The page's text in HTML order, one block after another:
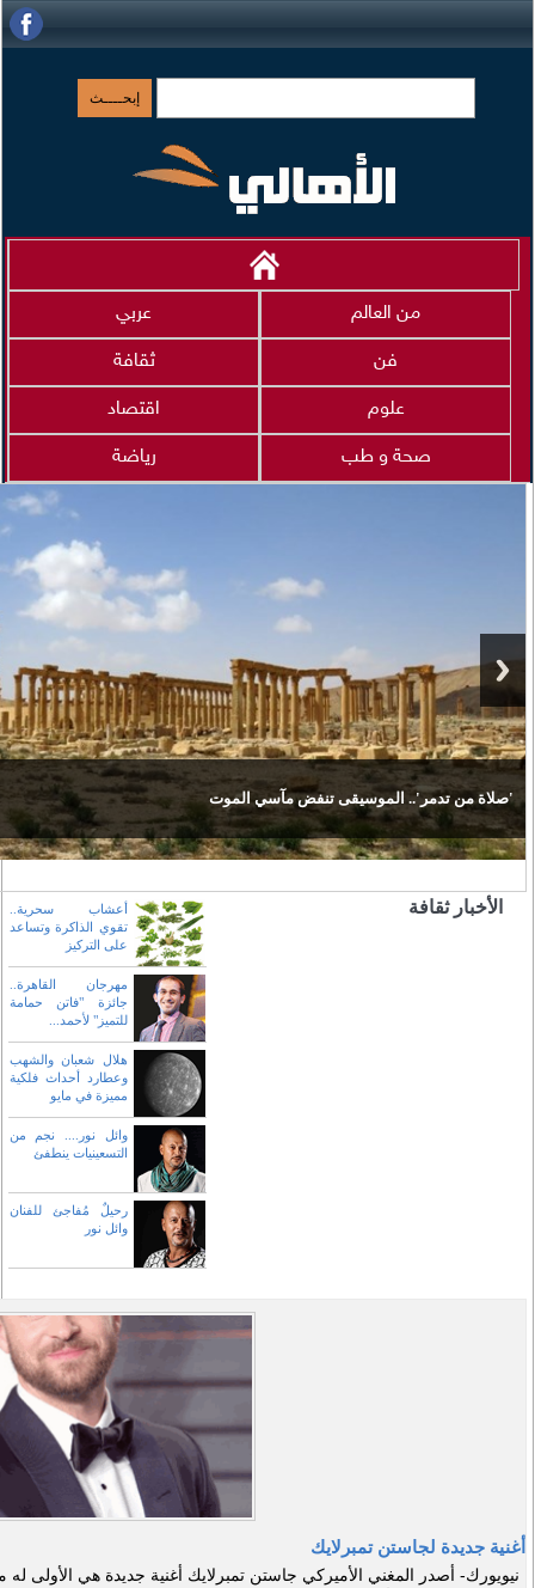
عربي من العالم
ثقافة فن
اقتصاد علوم
رياضة صحة و طب
أغنية جديدة لجاستن تمبرلايك
'صلاة من تدمر'.. الموسيقى تنفض مآسي الموت
أوركسترا مارينسكي الروسية تقيم حفلا بالمسرح الروماني في تدمر
يوسف العماني: نجّنا من «أهل الفتن»
جانيت جاكسون تتحدث العربية في إعلانها عن حملها
جانيت جاكسون 49 عاما تحمل بطفلها الأول من زوجها القطري
أعشاب سحرية..
تقوي الذاكرة وتساعد
على التركيز
مهرجان القاهرة..
جائزة "فاتن حمامة
للتميز" لأحمد...
هلال شعبان والشهب
وعطارد أحداث فلكية
مميزة في مايو
وائل نور.... نجم من
التسعينيات ينطفئ
رحيلٌ مُفاجئ للفنان
وائل نور
الأخبار ثقافة
أغنية جديدة لجاستن تمبرلايك
نيويورك- أصدر المغني الأميركي جاستن تمبرلايك أغنية جديدة هي الأولى